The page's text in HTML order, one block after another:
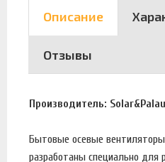
Описание
Отзывы
Производитель:
Бытовые осевые вентиляторы
разработаны специально для